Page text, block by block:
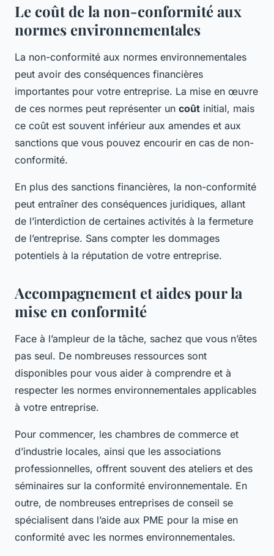
Le coût de la non-conformité aux
normes environnementales
La non-conformité aux normes environnementales
peut avoir des conséquences financières
importantes pour votre entreprise. La mise en œuvre
de ces normes peut représenter un coût initial, mais
ce coût est souvent inférieur aux amendes et aux
sanctions que vous pouvez encourir en cas de non-
conformité.
En plus des sanctions financières, la non-conformité
peut entraîner des conséquences juridiques, allant
de l’interdiction de certaines activités à la fermeture
de l’entreprise. Sans compter les dommages
potentiels à la réputation de votre entreprise.
Accompagnement et aides pour la
mise en conformité
Face à l’ampleur de la tâche, sachez que vous n’êtes
pas seul. De nombreuses ressources sont
disponibles pour vous aider à comprendre et à
respecter les normes environnementales applicables
à votre entreprise.
Pour commencer, les chambres de commerce et
d’industrie locales, ainsi que les associations
professionnelles, offrent souvent des ateliers et des
séminaires sur la conformité environnementale. En
outre, de nombreuses entreprises de conseil se
spécialisent dans l’aide aux PME pour la mise en
conformité avec les normes environnementales.